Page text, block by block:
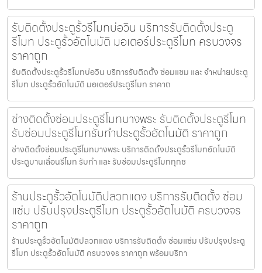
รับติดตั้งประตูรั้วรีโมทบ่อวิน บริการรับติดตั้งประตู
รีโมท ประตูรั้วอัตโนมัติ มอเตอร์ประตูรีโมท ครบวงจร
ราคาถูก
รับติดตั้งประตูรั้วรีโมทบ่อวิน บริการรับติดตั้ง ซ่อมแซม และ จำหน่ายประตู
รีโมท ประตูรั้วอัตโนมัติ มอเตอร์ประตูรีโมท ราคาถ
ช่างติดตั้งซ่อมประตูรีโมทบางพระ รับติดตั้งประตูรีโมท
รับซ่อมประตูรีโมทรับทำประตูรั้วอัตโนมัติ ราคาถูก
ช่างติดตั้งซ่อมประตูรีโมทบางพระ บริการติดตั้งประตูรั้วรีโมทอัตโนมัติ
ประตูบานเลื่อนรีโมท รับทำ และ รับซ่อมประตูรีโมททุกช
ร้านประตูรั้วอัตโนมัติปลวกแดง บริการรับติดตั้ง ซ่อม
แซ่ม ปรับปรุงประตูรีโมท ประตูรั้วอัตโนมัติ ครบวงจร
ราคาถูก
ร้านประตูรั้วอัตโนมัติปลวกแดง บริการรับติดตั้ง ซ่อมแซ่ม ปรับปรุงประตู
รีโมท ประตูรั้วอัตโนมัติ ครบวงจร ราคาถูก พร้อมบริกา